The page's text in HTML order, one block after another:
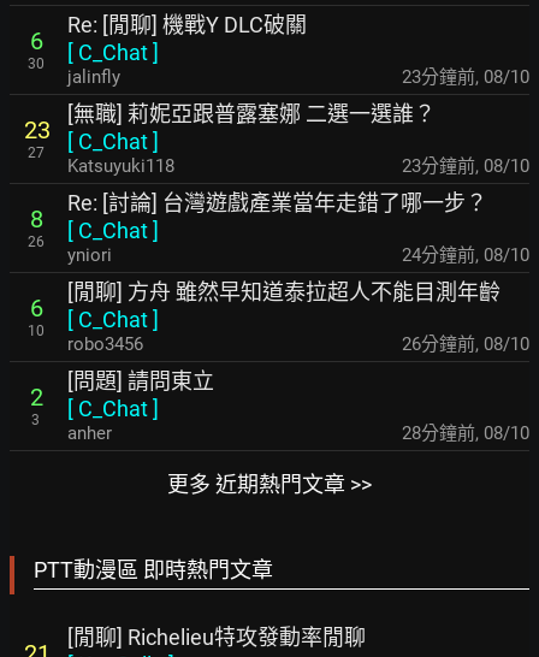
6
30
Re: [閒聊] 機戰Y DLC破關
[ C_Chat]
jalinfly 23分鐘前, 08/10
23
27
[無職] 莉妮亞跟普露塞娜 二選一選誰？
[ C_Chat]
Katsuyuki118 24分鐘前, 08/10
8
26
Re: [討論] 台灣遊戲產業當年走錯了哪一步？
[ C_Chat]
yniori 24分鐘前, 08/10
6
10
[閒聊] 方舟 雖然早知道泰拉超人不能目測年齡
[ C_Chat]
robo3456 27分鐘前, 08/10
2
3
[問題] 請問東立
[ C_Chat]
anher 28分鐘前, 08/10
更多 近期熱門文章 >>
PTT動漫區 即時熱門文章
[閒聊] Richelieu特攻發動率閒聊